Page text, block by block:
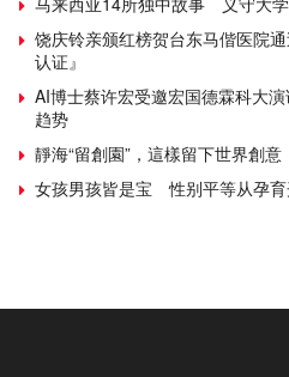
饶庆铃亲颁红榜贺台东马偕医院
认证』
AI博士蔡许宏受邀宏国德霖科大
趋势
靜海“留創園”，這樣留下世界創意
女孩男孩皆是宝 性别平等从孕